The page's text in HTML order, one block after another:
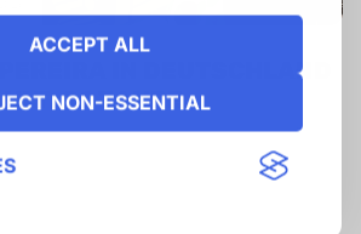
ACCEPT ALL
NON-ESSENTIAL
IN DEUTSCHLAND
21 JAHRE
BEI DER F.I.C.C.